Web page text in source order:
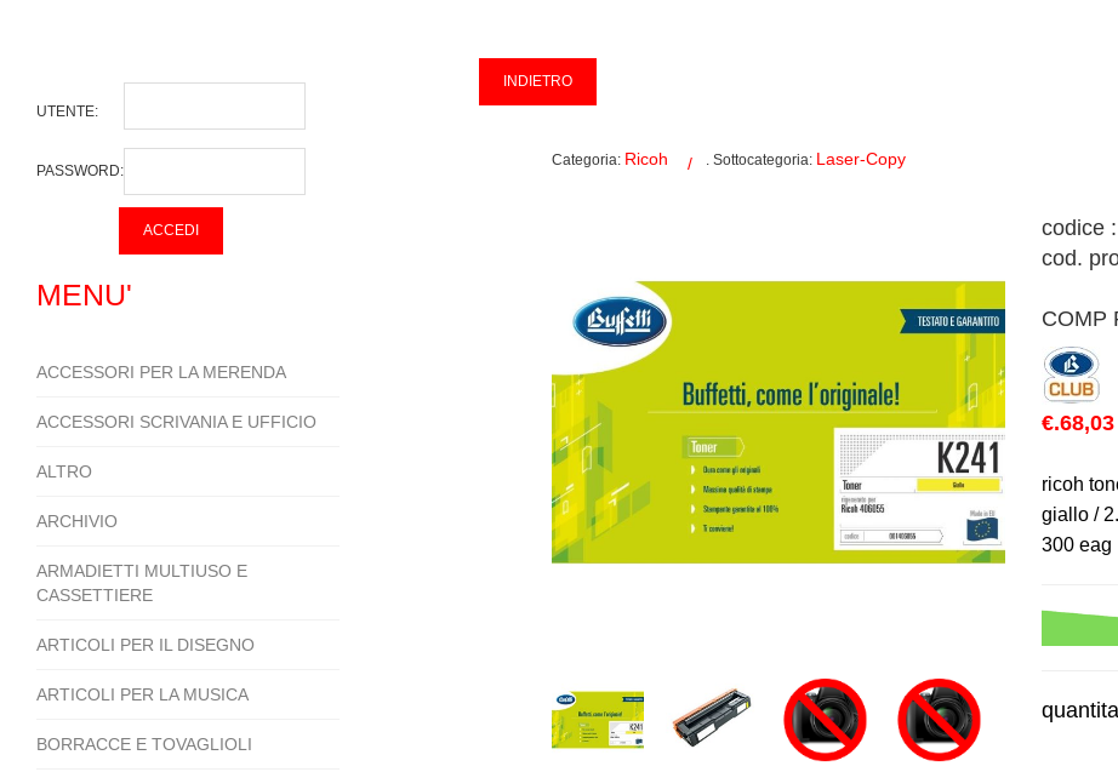
UTENTE:
PASSWORD:
MENU'
ACCESSORI PER LA MERENDA
ACCESSORI SCRIVANIA E UFFICIO
ALTRO
ARCHIVIO
ARMADIETTI MULTIUSO E
CASSETTIERE
ARTICOLI PER IL DISEGNO
ARTICOLI PER LA MUSICA
BORRACCE E TOVAGLIOLI
Categoria: Ricoh . Sottocategoria: Laser-Copy
codice
cod.
COMP
€.68,03
ricoh
giallo / 2.
300 eag